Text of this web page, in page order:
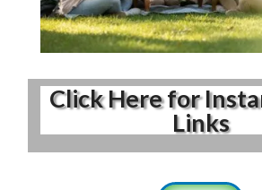
Click Here for
Links